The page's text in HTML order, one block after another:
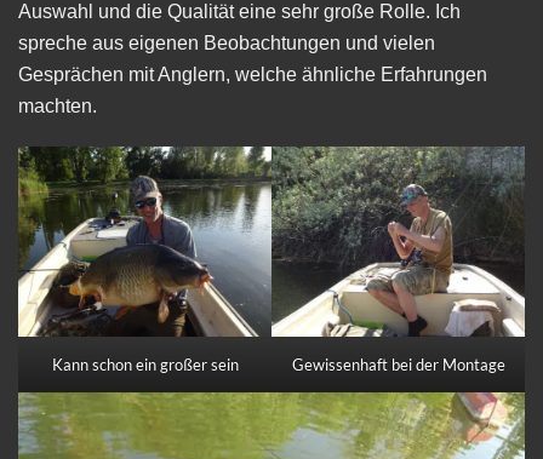
Auswahl und die Qualität eine sehr große Rolle. Ich
spreche aus eigenen Beobachtungen und vielen
Gesprächen mit Anglern, welche ähnliche Erfahrungen
machten.
Kann schon ein großer sein Gewissenhaft bei der Montage